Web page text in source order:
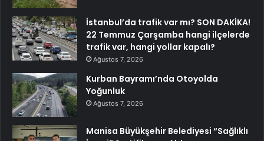
İstanbul’da trafik var mı? SON DAKİKA!
22 Temmuz Çarşamba hangi ilçelerde
trafik var, hangi yollar kapalı?
Ağustos 7, 2026
Kurban Bayramı’nda Otoyolda
Yoğunluk
Ağustos 7, 2026
Manisa Büyükşehir Belediyesi “Sağlıklı